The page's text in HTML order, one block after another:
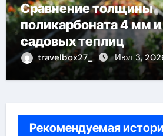
Сравнение толщины
поликарбоната 4 мм
садовых теплиц
travelbox27_ Июл 3,
Рекомендуемая